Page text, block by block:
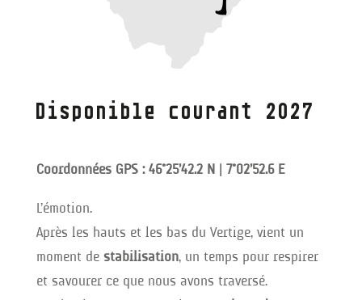
Disponible courant 2027
Coordonnées GPS : 46°25’42.2 N | 7°02’52.6 E
L’émotion.
Après les hauts et les bas du Vertige, vient un
moment de stabilisation, un temps pour respirer
et savourer ce que nous avons traversé.